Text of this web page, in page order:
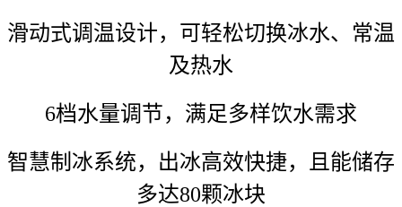
滑动式调温设计，可轻松切换冰水、常温
及热水
6档水量调节，满足多样饮水需求
智慧制冰系统，出冰高效快捷，且能储存
多达80颗冰块